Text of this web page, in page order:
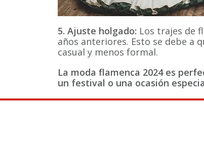
5. Ajuste holgado: Los trajes de
años anteriores. Esto se debe a
casual y menos formal.
La moda flamenca 2024 es
un festival o una ocasión